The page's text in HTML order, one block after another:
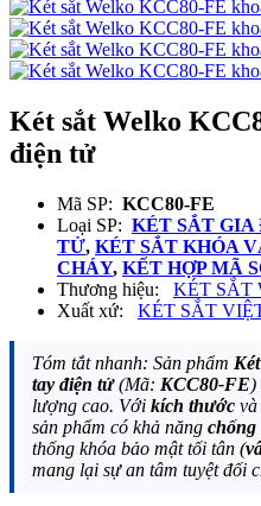
Két sắt Welko
điện tử
Mã SP: KCC80-FE
Loại SP: KÉT SẮT GIA
TỬ, KÉT SẮT KHÓA
CHÁY, KẾT HỢP MÃ
Thương hiệu: KÉT SẮT
Xuất xứ: KÉT SẮT
Tóm tắt nhanh: Sản phẩm
tay điện tử(Mã: KCC80-FE)
lượng cao. Với kích thước và
sản phẩm có khả năng chống
thống khóa bảo mật tối tân (
mang lại sự an tâm tuyệt đối